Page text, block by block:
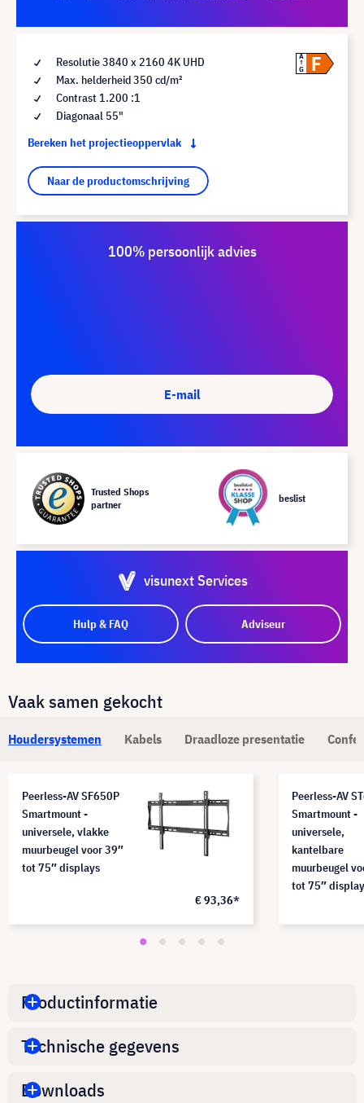
Resolutie 3840 x 2160 4K UHD
Max. helderheid 350 cd/m²
Contrast 1.200 :1
Diagonaal 55"
Bereken het projectieoppervlak
Naar de productomschrijving
A
G
F
100% persoonlijk advies
E-mail
Trusted Shops
partner
beslist
visunext Services
Hulp & FAQ Adviseur
Vaak samen gekocht
Houdersystemen Kabels Draadloze presentatie
Peerless-AV SF650P
Smartmount -
universele, vlakke
muurbeugel voor 39″
tot 75″ displays
€ 93,36*
Peerless-AV
Smartmount -
universele,
kantelbare
muurbeugel
tot 75″
Productinformatie
Technische gegevens
Downloads